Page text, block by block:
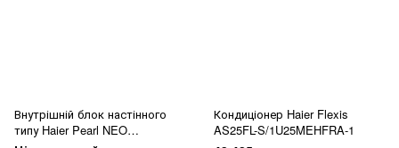
Внутрішній блок настінного
типу Haier Pearl NEO
Кондиціонер Haier Flexis
AS25FL-S/1U25MEHFRA-1